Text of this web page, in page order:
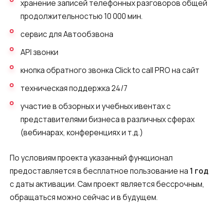
хранение записей телефонных разговоров общей
продолжительностью 10 000 мин.
сервис для Автообзвона
API звонки
кнопка обратного звонка Click to call PRO на сайт
техническая поддержка 24/7
участие в обзорных и учебных ивентах с
представителями бизнеса в различных сферах
(вебинарах, конференциях и т.д.)
По условиям проекта указанный функционал
предоставляется в бесплатное пользование на 1 год
с даты активации. Сам проект является бессрочным,
обращаться можно сейчас и в будущем.